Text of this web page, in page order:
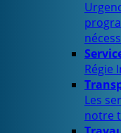
Régie
Les
notre